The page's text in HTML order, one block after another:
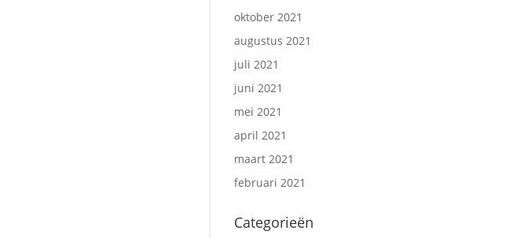
oktober 2021
augustus 2021
juli 2021
juni 2021
mei 2021
april 2021
maart 2021
februari 2021
Categorieën